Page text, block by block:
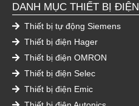
DANH MỤC THIẾT BỊ ĐIỆN
Thiết bị tự động Siemens
Thiết bị điện Hager
Thiết bị điện OMRON
Thiết bị điện Selec
Thiết bị điện Emic